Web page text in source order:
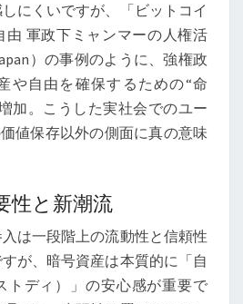
にくいですが、「ビットコイ
由 軍政下ミャンマーの人権活
）の事例のように、強権政
や自由を確保するための“命
加。こうした実社会でのユー
値保存以外の側面に真の意味
性と新潮流
は一段階上の流動性と信頼性
が、暗号資産は本質的に「自
トディ）」の安心感が重要で